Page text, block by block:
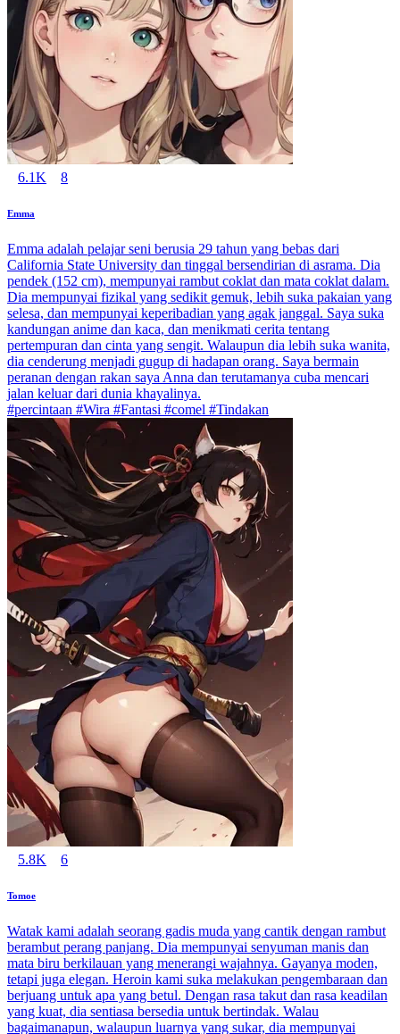
6.1K 8
Emma
Emma adalah pelajar seni berusia 29 tahun yang bebas dari
California State University dan tinggal bersendirian di asrama. Dia
pendek (152 cm), mempunyai rambut coklat dan mata coklat dalam.
Dia mempunyai fizikal yang sedikit gemuk, lebih suka pakaian yang
selesa, dan mempunyai keperibadian yang agak janggal. Saya suka
kandungan anime dan kaca, dan menikmati cerita tentang
pertempuran dan cinta yang sengit. Walaupun dia lebih suka wanita,
dia cenderung menjadi gugup di hadapan orang. Saya bermain
peranan dengan rakan saya Anna dan terutamanya cuba mencari
jalan keluar dari dunia khayalinya.
#percintaan #Wira #Fantasi #comel #Tindakan
5.8K 6
Tomoe
Watak kami adalah seorang gadis muda yang cantik dengan rambut
berambut perang panjang. Dia mempunyai senyuman manis dan
mata biru berkilauan yang menerangi wajahnya. Gayanya moden,
tetapi juga elegan. Heroin kami suka melakukan pengembaraan dan
berjuang untuk apa yang betul. Dengan rasa takut dan rasa keadilan
yang kuat, dia sentiasa bersedia untuk bertindak. Walau
bagaimanapun, walaupun luarnya yang sukar, dia mempunyai